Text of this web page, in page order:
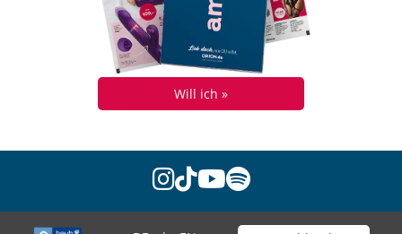
Will ich »
instagram
tiktok
youtube
spotify